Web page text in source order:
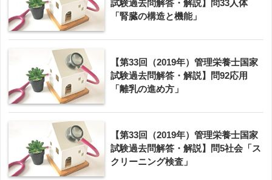
試験過去問解答・解説】問33人体
「腎臓の構造と機能」
【第33回（2019年）管理栄養士国家
試験過去問解答・解説】問92応用
「離乳の進め方」
【第33回（2019年）管理栄養士国家
試験過去問解答・解説】問5社会「ス
クリーニング検査」